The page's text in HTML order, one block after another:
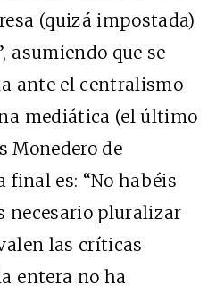
(quizá impostada)
asumiendo que se
ante el centralismo
mediática (el último
Monedero de
final es: “No habéis
necesario pluralizar
las críticas
entera no ha